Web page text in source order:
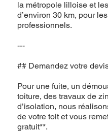
la métropole lilloise et
d’environ 30 km, pour
professionnels.
---
## Demandez votre
Pour une fuite, un
toiture, des travaux de
d’isolation, nous
de votre toit et vous
gratuit**.